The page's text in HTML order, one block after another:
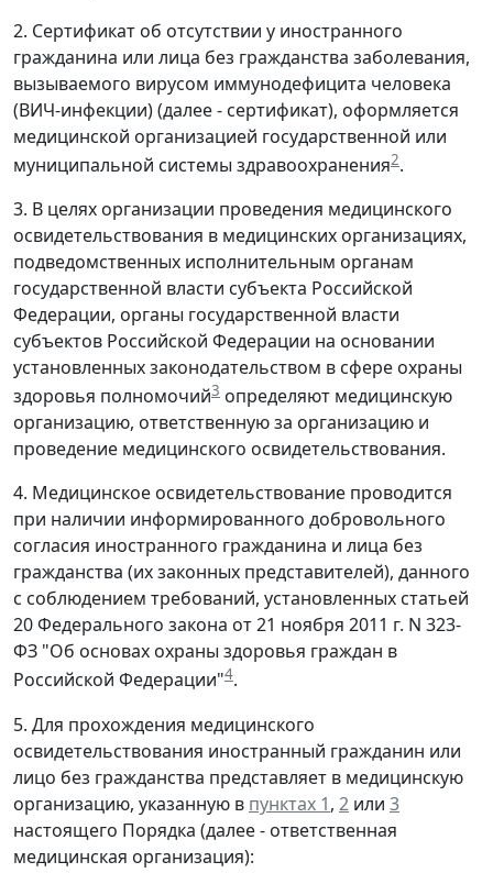
2. Сертификат об отсутствии у иностранного
гражданина или лица без гражданства заболевания,
вызываемого вирусом иммунодефицита человека
(ВИЧ-инфекции) (далее - сертификат), оформляется
медицинской организацией государственной или
муниципальной системы здравоохранения2.
3. В целях организации проведения медицинского
освидетельствования в медицинских организациях,
подведомственных исполнительным органам
государственной власти субъекта Российской
Федерации, органы государственной власти
субъектов Российской Федерации на основании
установленных законодательством в сфере охраны
здоровья полномочий3 определяют медицинскую
организацию, ответственную за организацию и
проведение медицинского освидетельствования.
4. Медицинское освидетельствование проводится
при наличии информированного добровольного
согласия иностранного гражданина и лица без
гражданства (их законных представителей), данного
с соблюдением требований, установленных статьей
20 Федерального закона от 21 ноября 2011 г. N 323-
ФЗ "Об основах охраны здоровья граждан в
Российской Федерации"4.
5. Для прохождения медицинского
освидетельствования иностранный гражданин или
лицо без гражданства представляет в медицинскую
организацию, указанную в пунктах 1, 2 или 3
настоящего Порядка (далее - ответственная
медицинская организация):